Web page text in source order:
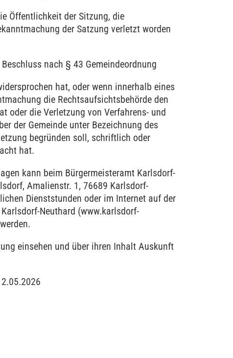
Öffentlichkeit der Sitzung, die
der Satzung verletzt worden
nach § 43 Gemeindeordnung
hat, oder wenn innerhalb eines
die Rechtsaufsichtsbehörde den
oder die Verletzung von Verfahrens- und
der Gemeinde unter Bezeichnung des
begründen soll, schriftlich oder
hat.
kann beim Bürgermeisteramt Karlsdorf-
Amalienstr. 1, 76689 Karlsdorf-
Dienststunden oder im Internet auf der
Neuthard (www.karlsdorf-
einsehen und über ihren Inhalt Auskunft